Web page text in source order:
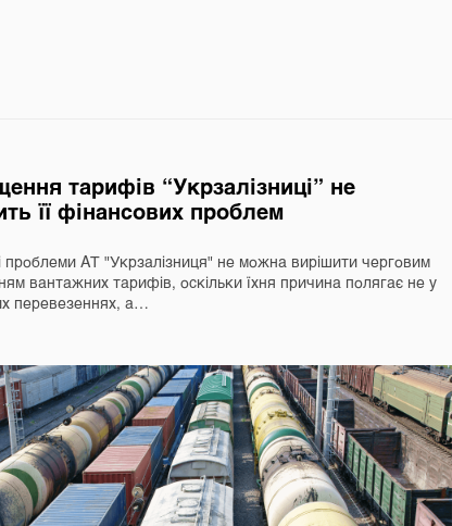
тарифів “Укрзалізниці” не
її фінансових проблем
проблеми АТ "Укрзалізниця" не можна вирішити черговим
вантажних тарифів, оскільки їхня причина полягає не у
перевезеннях, а…